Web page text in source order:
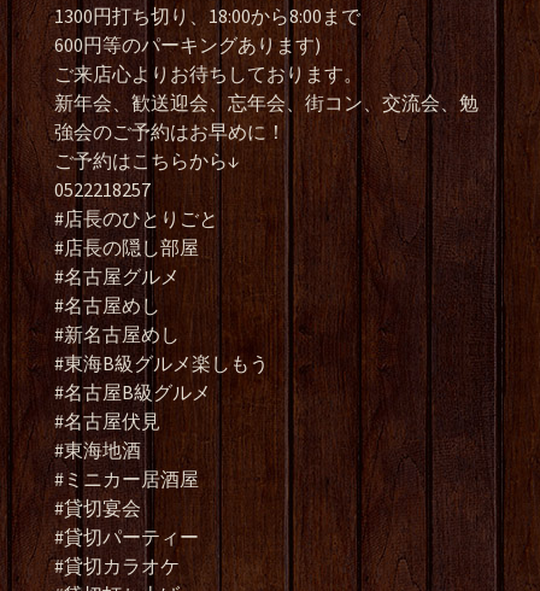
1300円打ち切り、18:00から8:00まで
600円等のパーキングあります)
ご来店心よりお待ちしております。
新年会、歓送迎会、忘年会、街コン、交流会、勉
強会のご予約はお早めに！
ご予約はこちらから↓
0522218257
#店長のひとりごと
#店長の隠し部屋
#名古屋グルメ
#名古屋めし
#新名古屋めし
#東海B級グルメ楽しもう
#名古屋B級グルメ
#名古屋伏見
#東海地酒
#ミニカー居酒屋
#貸切宴会
#貸切パーティー
#貸切カラオケ